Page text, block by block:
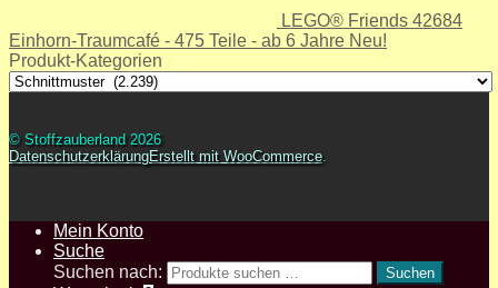
LEGO® Friends 42684
Einhorn-Traumcafé - 475 Teile - ab 6 Jahre Neu!
Produkt-Kategorien
© Stoffzauberland 2026
DatenschutzerklärungErstellt mit WooCommerce.
Mein Konto
Suche
Suchen nach:
Suchen